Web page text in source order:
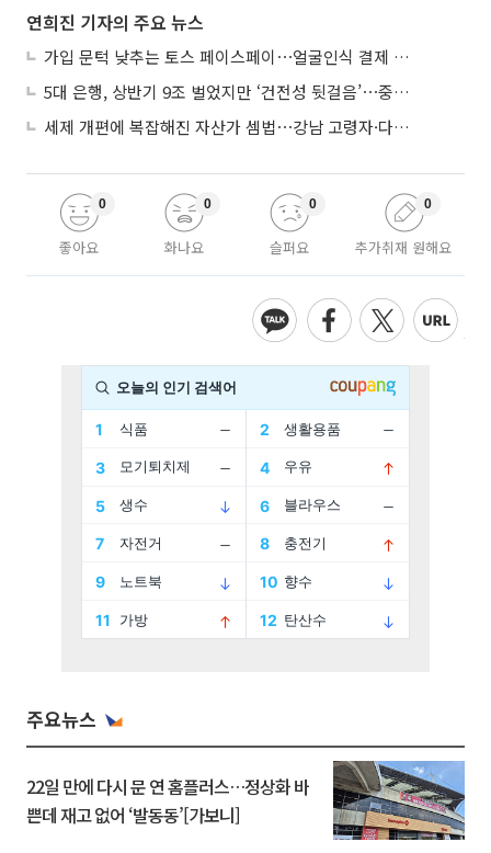
연희진 기자의 주요 뉴스
가입 문턱 낮추는 토스 페이스페이⋯얼굴인식 결제 확산 속도낸다
5대 은행, 상반기 9조 벌었지만 ‘건전성 뒷걸음’⋯중기대출 문턱 높아지나
세제 개편에 복잡해진 자산가 셈법⋯강남 고령자·다주택자 ‘자산재편 고심’
좋아요
0
화나요
0
슬퍼요
0
추가취재 원해요
0
주요뉴스
22일 만에 다시 문 연 홈플러스…정상화 바
쁜데 재고 없어 ‘발동동’[가보니]